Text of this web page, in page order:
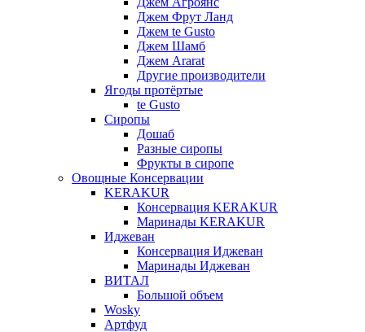
Джем Фрут Ланд
Джем te Gusto
Джем Шамб
Джем Ararat
Другие производители
Ягоды протёртые
te Gusto
Сиропы
Дошаб
Разные сиропы
Фрукты в сиропе
Овощные Консервации
KERAKUR
Консервация KERAKUR
Маринады KERAKUR
Иджеван
Консервация Иджеван
Маринады Иджеван
ВИТАЛ
Большой объем
Wosky
Артфуд